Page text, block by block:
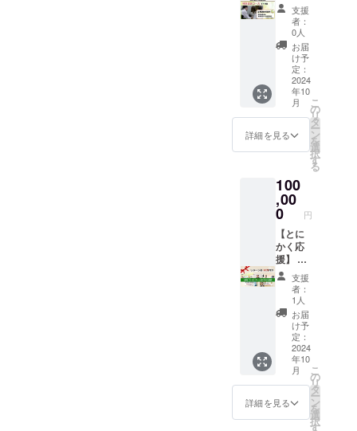
ターン
金額に
含まれ
ていま
す。 ※
このリ
ターン
に健康
保険は
適用さ
れませ
ん。 ※
法令に
医療、
診療行
為では
ござい
ませ
ん。効
果には
個人差
がござ
います
ことを
あらか
じめご
了承く
ださ
い。
了承く
ださ
い。
催、3.5
時間 ・
1日セル
フ指
導 毎
月東
京・大
阪開
催、7時
間 ・緩
消法の
上達度
合いが
る 技
術審査
にて10
級～初
段を付
与 ・オ
ンライ
ン授
業 毎
月1時間
（医学
と緩消
法の講
義） ・
オンラ
イン質
疑応
答 毎
月1時間
・疼痛
後、ご
案内を
お送り
いたし
ます。
（登録
後、継
続して
の5ヶ月
となり
ます）
「ベー
シック
ス」
は、 ・
症状別
セミ
ナー
毎月東
京・大
阪開
催、3.5
時間 ・
1日セル
フ指
導 毎
月東
京・大
阪開
催、7時
間 ・緩
消法の
上達度
は、自
己申告2
年以内
で8ヶ月
間で、
お好き
なタイ
ミング
で始め
られま
す。 ※
ご支援
を確認
案内を
お送り
いたし
ます。
（登録
後、継
続して
の8ヶ月
となり
ます）
「認定
技術者
育成
コー
ス」
は、 ・
症状別
セミ
ナー
毎月東
す。 ・
「認定
コー
ス」の
会員権
利を4ヶ
月 ・感
謝の
メッ
セージ
・研究
報告書
・坂戸
イン入
り著書
セット
（腰
痛・肩
こり）
付 と
なりま
す。 会
員登録
は、自
己申告1
年以内
で4ヶ月
間で、
お好き
なタイ
ミング
で始め
られま
ス】
（開業
者向）
・坂戸
先生よ
り直々
に、毎
週2回の
指導機
会が提
供さ
れ、緩
消法認
者に必
要な技
術を、
8ヶ月で
習得し
ていた
だきま
す。 ・
「認定
コー
ス」の
会員権
利を8ヶ
月 ・感
謝の
メッ
セージ
・研究
報告書
・坂戸
支援
者：
0人
お届
け予
定：
2024
年10
月
詳細を見る
こ
の
リ
タ
ー
ン
を
選
択
す
る
100
,00
0 円
【とに
かく応
援】 動
画付き
感謝の
メッ
セージ
と研究
報告書
に加え
て、10
万円ま
でのご
希望の
リター
ンを自
支援
者：
1人
お届
け予
定：
2024
年10
月
詳細を見る
こ
の
リ
タ
ー
ン
を
選
択
す